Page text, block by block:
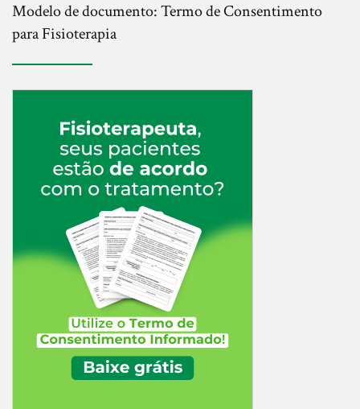
Modelo de documento: Termo de Consentimento
para Fisioterapia